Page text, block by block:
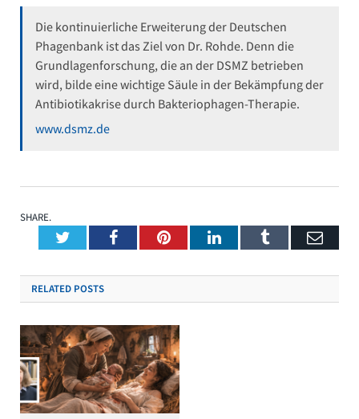
Die kontinuierliche Erweiterung der Deutschen
Phagenbank ist das Ziel von Dr. Rohde. Denn die
Grundlagenforschung, die an der DSMZ betrieben
wird, bilde eine wichtige Säule in der Bekämpfung der
Antibiotikakrise durch Bakteriophagen-Therapie.
www.dsmz.de
SHARE.
TwitterFacebookPinterestLinkedInTumblr
RELATED POSTS